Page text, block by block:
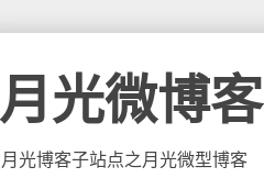
月光微博客
月光博客子站点之月光微型博客